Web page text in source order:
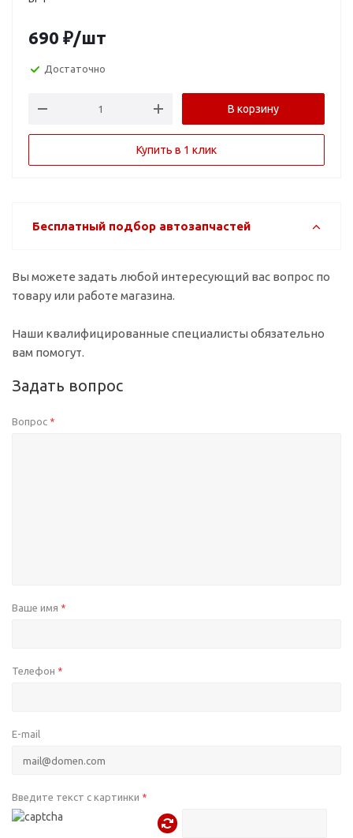
690 ₽/шт
Достаточно
В корзину
Купить в 1 клик
Бесплатный подбор автозапчастей
Вы можете задать любой интересующий вас вопрос по
товару или работе магазина.
Наши квалифицированные специалисты обязательно
вам помогут.
Задать вопрос
Вопрос *
Ваше имя *
Телефон *
E-mail
Введите текст с картинки *